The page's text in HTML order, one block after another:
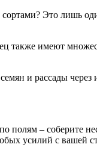
сортами? Это
также имеют
и рассады
– соберите
усилий с